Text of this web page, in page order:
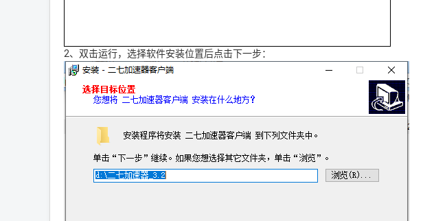
2、双击运行，选择软件安装位置后点击下一步：